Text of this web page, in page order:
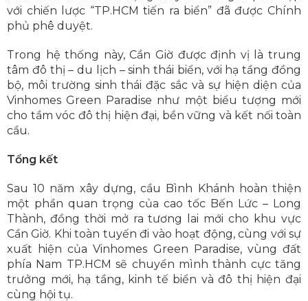
với chiến lược “TP.HCM tiến ra biển” đã được Chính
phủ phê duyệt.
Trong hệ thống này, Cần Giờ được định vị là trung
tâm đô thị – du lịch – sinh thái biển, với hạ tầng đồng
bộ, môi trường sinh thái đặc sắc và sự hiện diện của
Vinhomes Green Paradise như một biểu tượng mới
cho tầm vóc đô thị hiện đại, bền vững và kết nối toàn
cầu.
Tổng kết
Sau 10 năm xây dựng, cầu Bình Khánh hoàn thiện
một phần quan trọng của cao tốc Bến Lức – Long
Thành, đồng thời mở ra tương lai mới cho khu vực
Cần Giờ. Khi toàn tuyến đi vào hoạt động, cùng với sự
xuất hiện của Vinhomes Green Paradise, vùng đất
phía Nam TP.HCM sẽ chuyển mình thành cực tăng
trưởng mới, hạ tầng, kinh tế biển và đô thị hiện đại
cùng hội tụ.